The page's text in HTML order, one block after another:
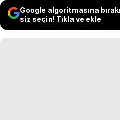
Google algoritmasına
siz seçin! Tıkla ve ekle